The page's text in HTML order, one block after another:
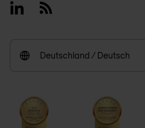
LinkedinRSS
Deutschland / Deutsch